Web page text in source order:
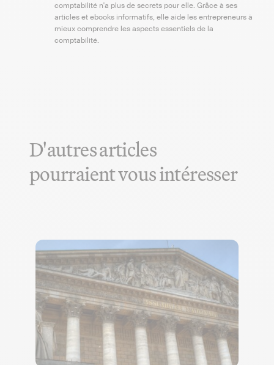
comptabilité n'a plus de secrets pour elle. Grâce à ses
articles et ebooks informatifs, elle aide les entrepreneurs à
mieux comprendre les aspects essentiels de la
comptabilité.
D'autres articles
pourraient vous intéresser